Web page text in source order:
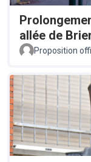
allée de
Proposition